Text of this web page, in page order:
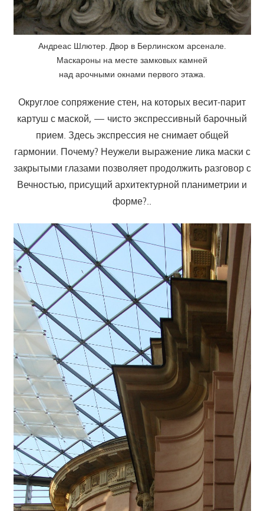
Андреас Шлютер. Двор в Берлинском арсенале.
Маскароны на месте замковых камней
над арочными окнами первого этажа.
Округлое сопряжение стен, на которых весит-парит
картуш с маской, — чисто экспрессивный барочный
прием. Здесь экспрессия не снимает общей
гармонии. Почему? Неужели выражение лика маски с
закрытыми глазами позволяет продолжить разговор с
Вечностью, присущий архитектурной планиметрии и
форме?..